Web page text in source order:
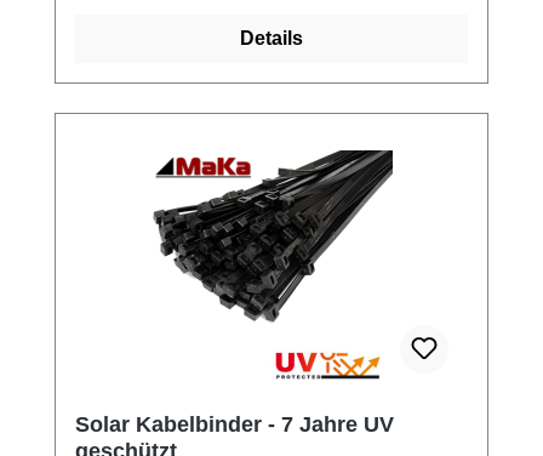
Details
Solar Kabelbinder - 7 Jahre UV